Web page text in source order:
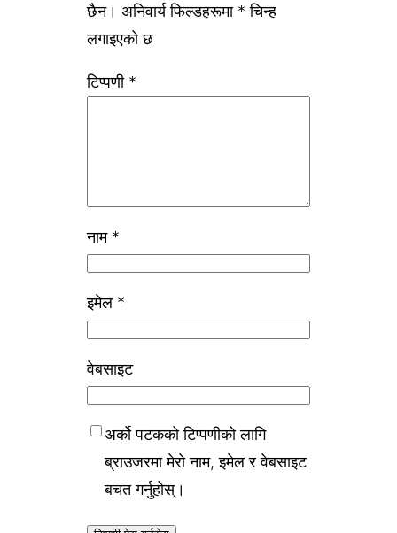
छैन। अनिवार्य फिल्डहरूमा * चिन्ह
लगाइएको छ
टिप्पणी *
नाम *
इमेल *
वेबसाइट
अर्को पटकको टिप्पणीको लागि
ब्राउजरमा मेरो नाम, इमेल र वेबसाइट
बचत गर्नुहोस्।